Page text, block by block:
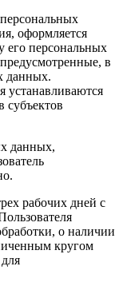
оформляется
его персональных
в
данных.
устанавливаются
субъектов
данных,
рабочих дней с
о наличии
кругом